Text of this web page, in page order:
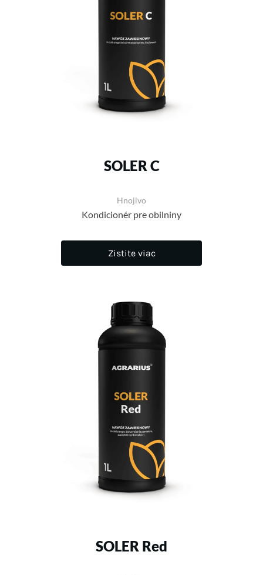
SOLER C
Hnojivo
Kondicionér pre obilniny
Zistite viac
SOLER Red